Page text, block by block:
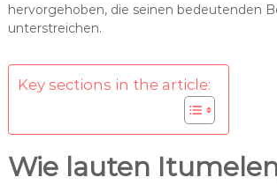
hervorgehoben, die seinen bedeutenden
unterstreichen.
Key sections in the article:
Wie lauten